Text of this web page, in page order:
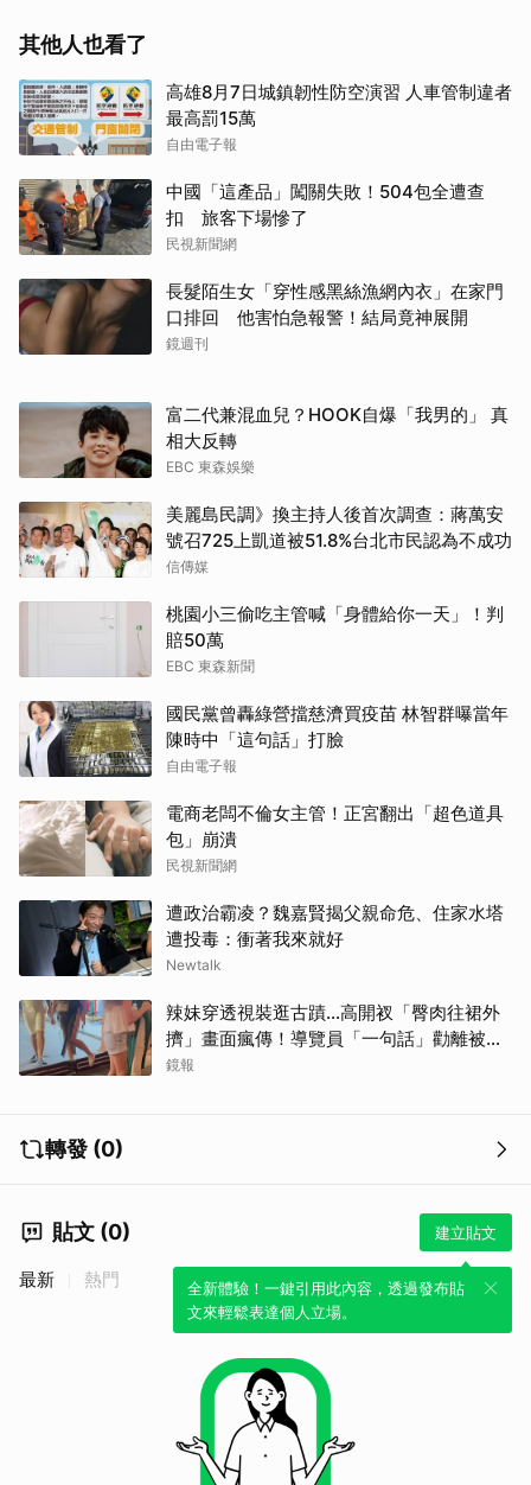
其他人也看了
高雄8月7日城鎮韌性防空演習 人車管制違者
最高罰15萬
自由電子報
中國「這產品」闖關失敗！504包全遭查
扣 旅客下場慘了
民視新聞網
長髮陌生女「穿性感黑絲漁網內衣」在家門
口排回 他害怕急報警！結局竟神展開
鏡週刊
富二代兼混血兒？HOOK自爆「我男的」 真
相大反轉
EBC 東森娛樂
美麗島民調》換主持人後首次調查：蔣萬安
號召725上凱道被51.8%台北市民認為不成功
信傳媒
桃園小三偷吃主管喊「身體給你一天」！判
賠50萬
EBC 東森新聞
國民黨曾轟綠營擋慈濟買疫苗 林智群曝當年
陳時中「這句話」打臉
自由電子報
電商老闆不倫女主管！正宮翻出「超色道具
包」崩潰
民視新聞網
遭政治霸凌？魏嘉賢揭父親命危、住家水塔
遭投毒：衝著我來就好
Newtalk
辣妹穿透視裝逛古蹟…高開衩「臀肉往裙外
擠」畫面瘋傳！導覽員「一句話」勸離被狂
讚
鏡報
轉發 (0)
貼文 (0) 建立貼文
全新體驗！一鍵引用此內容，透過發布貼
文來輕鬆表達個人立場。
最新 熱門